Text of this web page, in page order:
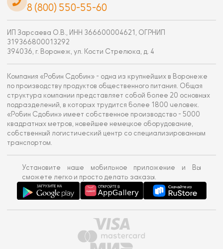
8 (800) 550-55-60
ИП Зарсаева О.В., ИНН 366600004621, ОГРНИП
319366800013292
394036, г. Воронеж, ул. Кости Стрелюка, д. 4
Компания «Робин Сдобин» - одна из крупнейших в Воронеже
по производству продуктов общественного питания. Общая
структура компании представляет собой более 20 основных
подразделений, в которых трудится более 1800 человек.
«Робин Сдобин» имеет собственное производство - 5000
квадратных метров, новейшее немецкое оборудование,
собственный логистический центр со специализированным
транспортом.
Установите наше мобильное приложение и Вы
сможете легко и просто делать заказы.